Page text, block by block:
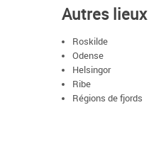
Autres lieux
Roskilde
Odense
Helsingor
Ribe
Régions de fjords